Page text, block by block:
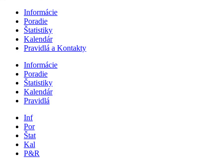
Informácie
Poradie
Štatistiky
Kalendár
Pravidlá a Kontakty
Informácie
Poradie
Štatistiky
Kalendár
Pravidlá
Inf
Por
Štat
Kal
P&R